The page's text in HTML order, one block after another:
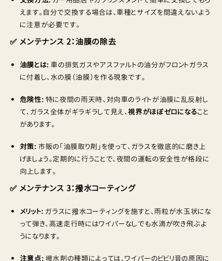
えます。自分で交換する場合は、車種とサイズを間違えないよう
に注意が必要です。
✅ メンテナンス 2：油膜の除去
油膜とは: 車の排気ガスやアスファルトの油分がフロントガラス
に付着し、水の膜（油膜）を作る現象です。
危険性: 特に夜間の雨天時、対向車のライトが油膜に乱反射し
て、ガラス全体がギラギラして見え、視界がほぼゼロになること
があります。
対策: 市販の「油膜取り剤」を使って、ガラスを徹底的に磨き上
げましょう。定期的に行うことで、夜間の運転の安全性が格段に
向上します。
✅ メンテナンス 3：撥水コーティング
メリット: ガラスに撥水コーティングを施すと、雨粒が水玉状にな
って弾き、高速走行時にはワイパーなしでも水滴が吹き飛ぶよ
うになります。
注意点: 撥水剤の種類によっては、ワイパーのビビリ音の原因に